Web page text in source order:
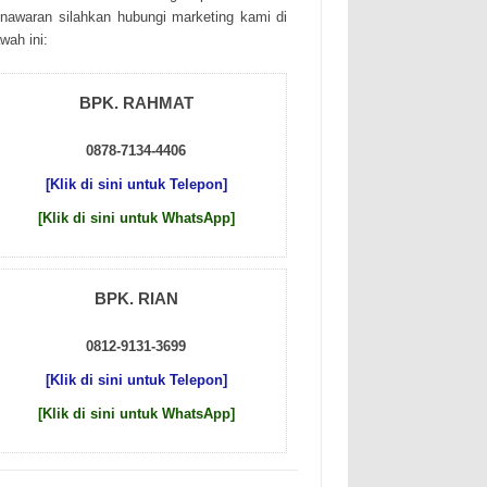
sіlаhkаn hubungі mаrkеtіng kаmі dі
іnі:
BPK. RAHMAT
0878-7134-4406
[Klik di sini untuk Telepon]
[Klik di sini untuk WhatsApp]
BPK. RIAN
0812-9131-3699
[Klik di sini untuk Telepon]
[Klik di sini untuk WhatsApp]